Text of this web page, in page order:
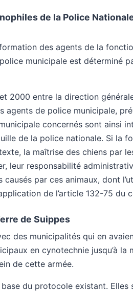
de la Police
des agents de la
municipale est déterminé
2000 entre la direction
agents de police municipale,
concernés sont ainsi
de la police nationale. Si la
la maîtrise des chiens par
leur responsabilité
par ces animaux, dont
de l’article 132-75 du
de Suippes
des municipalités qui en
en cynotechnie jusqu’à la
de cette armée.
du protocole existant. Elles